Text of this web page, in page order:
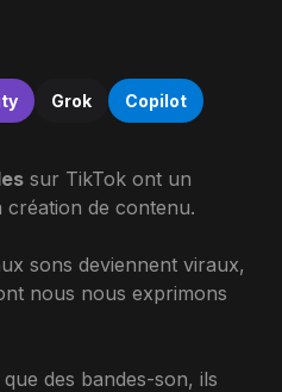
Grok Copilot
sur TikTok ont un
de contenu.
sons deviennent viraux,
nous nous exprimons
des bandes-son, ils